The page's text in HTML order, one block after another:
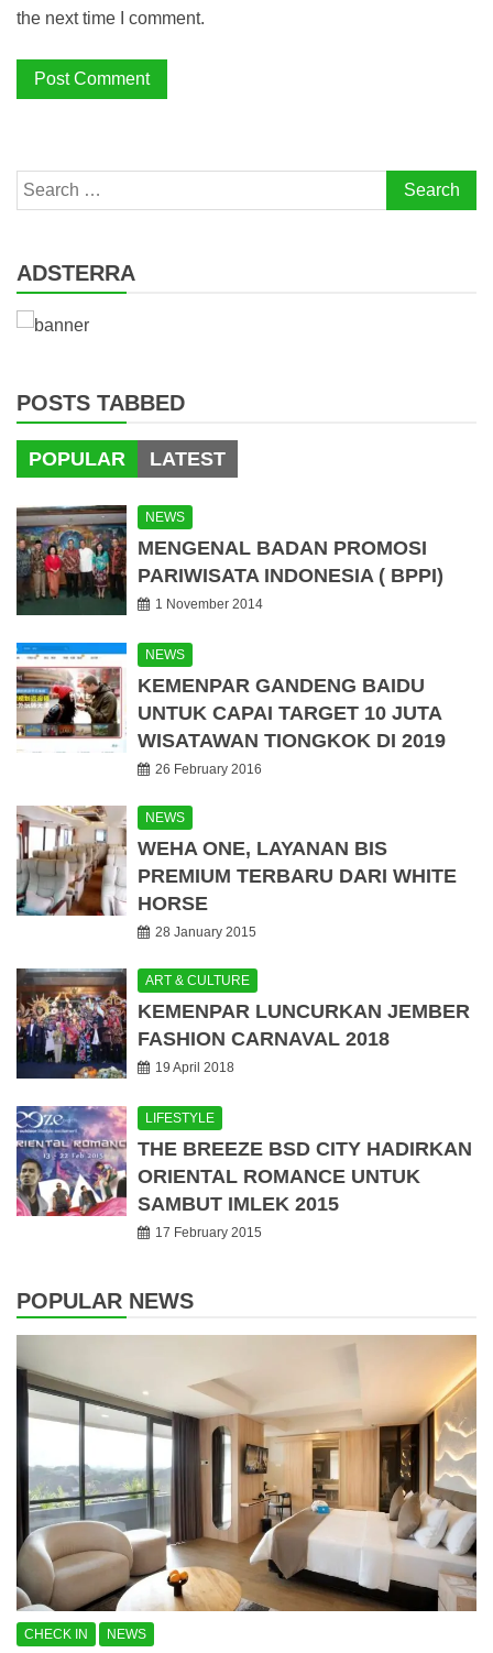
the next time I comment.
Search
for:
ADSTERRA
POSTS TABBED
POPULAR LATEST
NEWS
MENGENAL BADAN PROMOSI
PARIWISATA INDONESIA ( BPPI)
1 November 2014
NEWS
KEMENPAR GANDENG BAIDU
UNTUK CAPAI TARGET 10 JUTA
WISATAWAN TIONGKOK DI 2019
26 February 2016
NEWS
WEHA ONE, LAYANAN BIS
PREMIUM TERBARU DARI WHITE
HORSE
28 January 2015
ART & CULTURE
KEMENPAR LUNCURKAN JEMBER
FASHION CARNAVAL 2018
19 April 2018
LIFESTYLE
THE BREEZE BSD CITY HADIRKAN
ORIENTAL ROMANCE UNTUK
SAMBUT IMLEK 2015
17 February 2015
POPULAR NEWS
CHECK IN NEWS